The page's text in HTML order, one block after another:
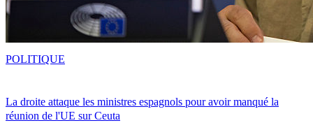
La droite attaque les ministres espagnols pour avoir manqué la
réunion de l'UE sur Ceuta
POLITIQUE